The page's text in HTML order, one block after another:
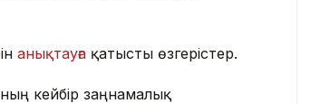
анықтауға қатысты өзгерістер.
кейбір заңнамалық